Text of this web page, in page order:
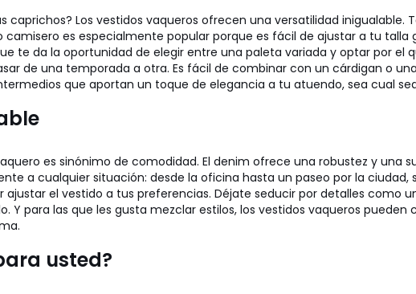
caprichos? Los vestidos vaqueros ofrecen una versatilidad
camisero es especialmente popular porque es fácil de ajustar a tu
te da la oportunidad de elegir entre una paleta variada y optar por el
de una temporada a otra. Es fácil de combinar con un cárdigan o
que aportan un toque de elegancia a tu atuendo, sea cual
es sinónimo de comodidad. El denim ofrece una robustez y una
a cualquier situación: desde la oficina hasta un paseo por la ciudad,
el vestido a tus preferencias. Déjate seducir por detalles como
para las que les gusta mezclar estilos, los vestidos vaqueros
usted?